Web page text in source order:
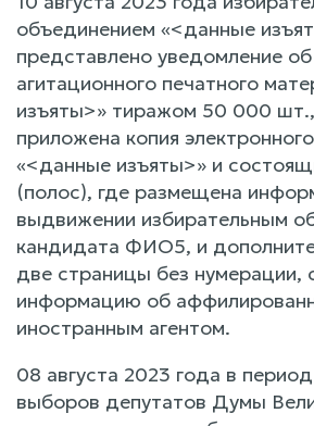
объединением «<данные
представлено уведомление об
агитационного печатного
изъяты>» тиражом 50 000
приложена копия
«<данные изъяты>» и
(полос), где размещена
выдвижении избирательным
кандидата ФИО5, и
две страницы без
информацию об
иностранным агентом.
08 августа 2023 года в
выборов депутатов Думы